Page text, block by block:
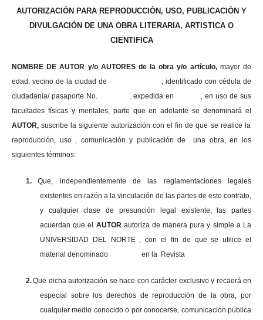
AUTORIZACIÓN PARA REPRODUCCIÓN, USO, PUBLICACIÓN Y
DIVULGACIÓN DE UNA OBRA LITERARIA, ARTISTICA O
CIENTIFICA
NOMBRE DE AUTOR y/o AUTORES de la obra y/o artículo, mayor de
edad, vecino de la ciudad de , identificado con cédula de
ciudadanía/ pasaporte No. , expedida en , en uso de sus
facultades físicas y mentales, parte que en adelante se denominará el
AUTOR,suscribe la siguiente autorización con el fin de que se realice la
reproducción, uso , comunicación y publicación de una obra, en los
siguientes términos:
1.
Que, independientemente de las reglamentaciones legales
existentes en razón a la vinculación de las partes de este contrato,
y cualquier clase de presunción legal existente, las partes
acuerdan que el AUTOR autoriza de manera pura y simple a La
UNIVERSIDAD DEL NORTE , con el fin de que se utilice el
material denominado en la Revista
2.Que dicha autorización se hace con carácter exclusivo y recaerá en
especial sobre los derechos de reproducción de la obra, por
cualquier medio conocido o por conocerse, comunicación pública